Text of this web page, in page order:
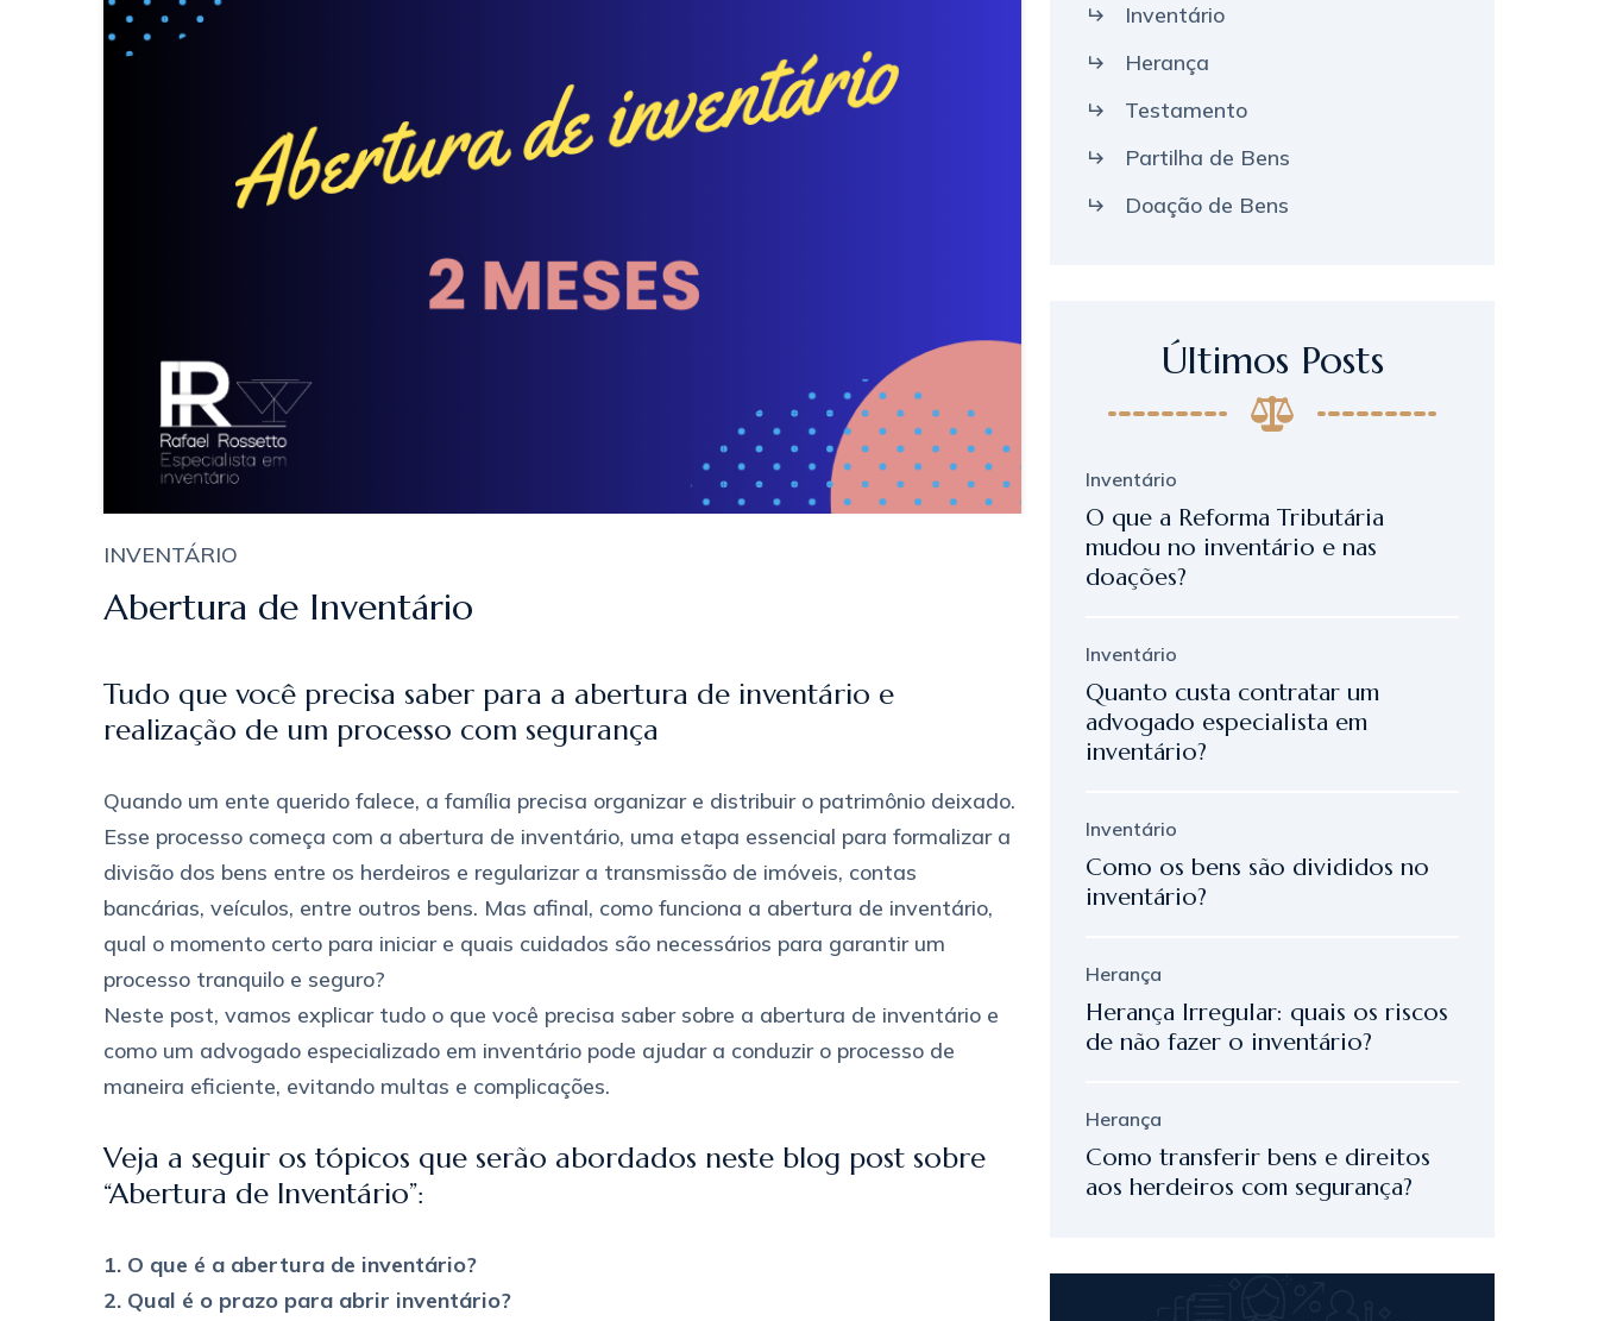
INVENTÁRIO
Abertura de Inventário
Tudo que você precisa saber para a abertura de inventário e
realização de um processo com segurança
Quando um ente querido falece, a família precisa organizar e distribuir o patrimônio deixado.
Esse processo começa com a abertura de inventário, uma etapa essencial para formalizar a
divisão dos bens entre os herdeiros e regularizar a transmissão de imóveis, contas
bancárias, veículos, entre outros bens. Mas afinal, como funciona a abertura de inventário,
qual o momento certo para iniciar e quais cuidados são necessários para garantir um
processo tranquilo e seguro?
Neste post, vamos explicar tudo o que você precisa saber sobre a abertura de inventário e
como um advogado especializado em inventário pode ajudar a conduzir o processo de
maneira eficiente, evitando multas e complicações.
Veja a seguir os tópicos que serão abordados neste blog post sobre
“Abertura de Inventário”:
1. O que é a abertura de inventário?
2. Qual é o prazo para abrir inventário?
Inventário
Herança
Testamento
Partilha de Bens
Doação de Bens
Últimos Posts
Inventário
O que a Reforma Tributária
mudou no inventário e nas
doações?
Inventário
Quanto custa contratar um
advogado especialista em
inventário?
Inventário
Como os bens são divididos no
inventário?
Herança
Herança Irregular: quais os riscos
de não fazer o inventário?
Herança
Como transferir bens e direitos
aos herdeiros com segurança?